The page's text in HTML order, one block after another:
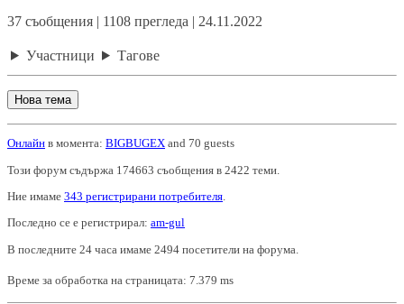
37 съобщения | 1108 прегледа | 24.11.2022
Участници Тагове
Нова тема
Онлайн в момента: BIGBUGEX and 70 guests
Този форум съдържа 174663 съобщения в 2422 теми.
Ние имаме 343 регистрирани потребителя
Последно се е регистрирал: am-gul
В последните 24 часа имаме 2494 посетители на форума.
Време за обработка на страницата: 7.379 ms